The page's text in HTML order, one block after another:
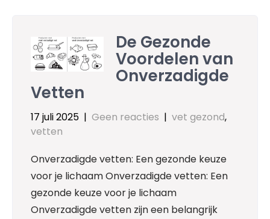
De Gezonde
Voordelen van
Onverzadigde
Vetten
17 juli 2025 | Geen reacties | vet gezond,
vetten
Onverzadigde vetten: Een gezonde keuze
voor je lichaam Onverzadigde vetten: Een
gezonde keuze voor je lichaam
Onverzadigde vetten zijn een belangrijk